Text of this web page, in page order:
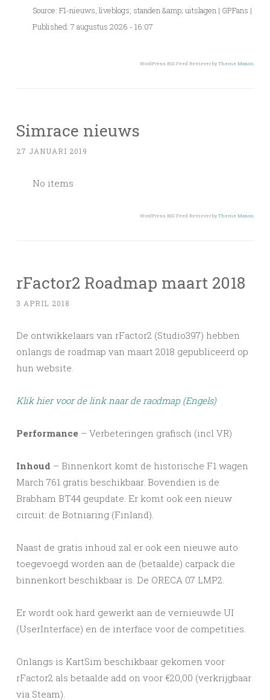
Source: F1-nieuws, liveblogs, standen &amp; uitslagen | GPFans |
Published: 7 augustus 2026 - 16:07
WordPress RSS Feed Retriever by Theme Mason
Simrace nieuws
27 JANUARI 2019
No items
WordPress RSS Feed Retriever by Theme Mason
rFactor2 Roadmap maart 2018
3 APRIL 2018
De ontwikkelaars van rFactor2 (Studio397) hebben
onlangs de roadmap van maart 2018 gepubliceerd op
hun website.
Klik hier voor de link naar de raodmap (Engels)
Performance – Verbeteringen grafisch (incl VR)
Inhoud – Binnenkort komt de historische F1 wagen
March 761 gratis beschikbaar. Bovendien is de
Brabham BT44 geupdate. Er komt ook een nieuw
circuit: de Botniaring (Finland).
Naast de gratis inhoud zal er ook een nieuwe auto
toegevoegd worden aan de (betaalde) carpack die
binnenkort beschikbaar is. De ORECA 07 LMP2.
Er wordt ook hard gewerkt aan de vernieuwde UI
(UserInterface) en de interface voor de competities.
Onlangs is KartSim beschikbaar gekomen voor
rFactor2 als betaalde add on voor €20,00 (verkrijgbaar
via Steam).